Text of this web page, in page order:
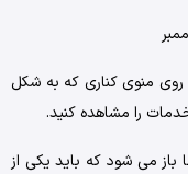
منوی کناری که به شکل
را مشاهده کنید.
می ‌شود که باید یکی از